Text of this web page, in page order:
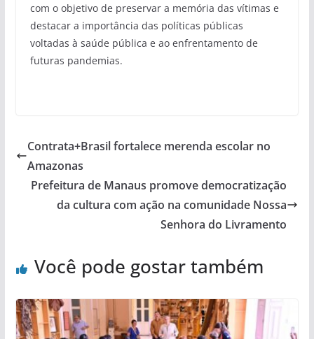
com o objetivo de preservar a memória das vítimas e
destacar a importância das políticas públicas
voltadas à saúde pública e ao enfrentamento de
futuras pandemias.
Contrata+Brasil fortalece merenda escolar no
Amazonas
Prefeitura de Manaus promove democratização
da cultura com ação na comunidade Nossa
Senhora do Livramento
Você pode gostar também